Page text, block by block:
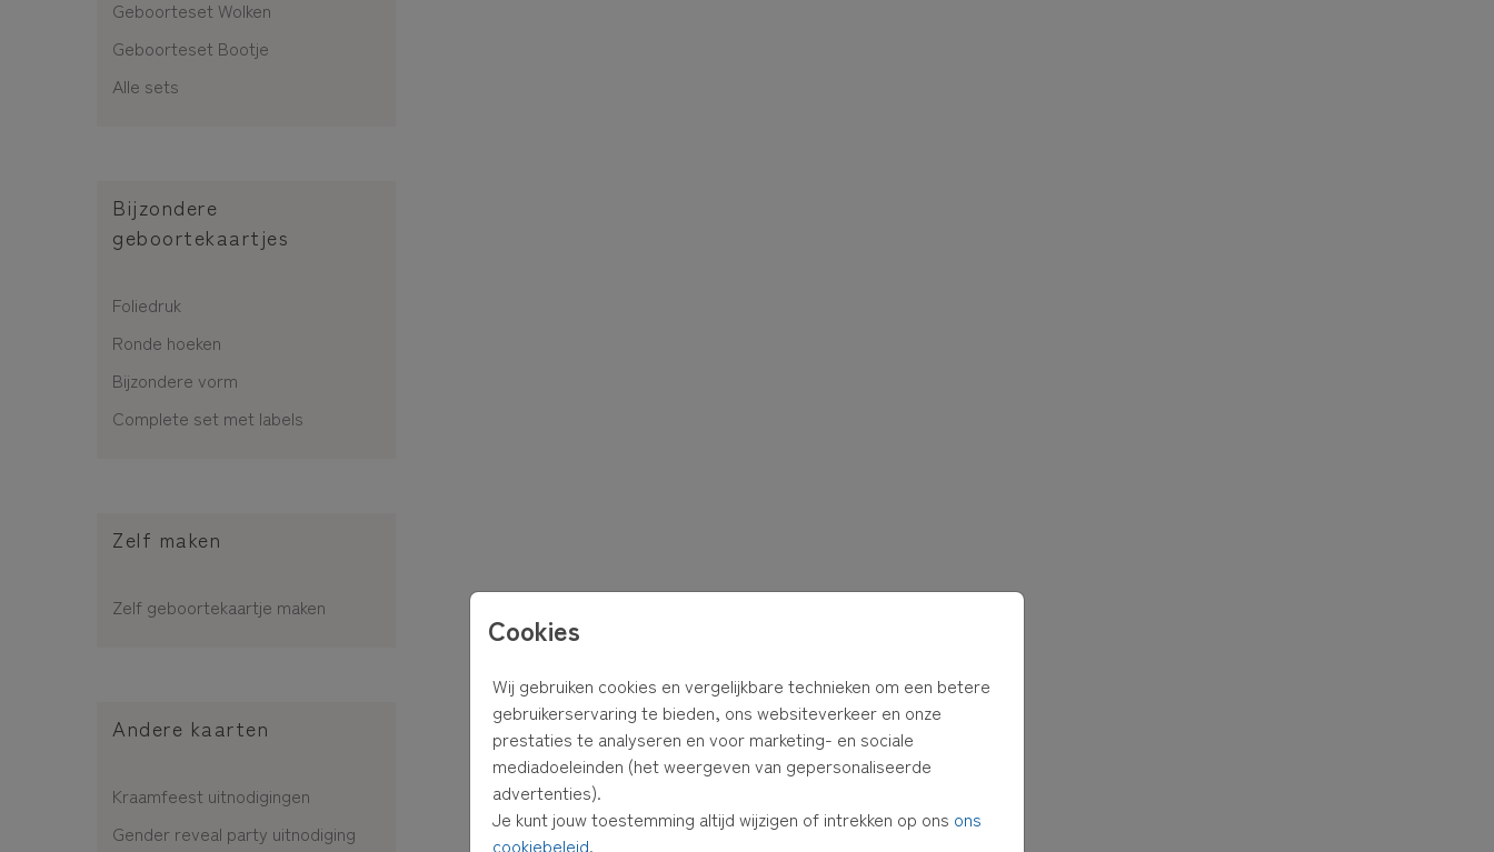
Cookies
Wij gebruiken cookies en vergelijkbare technieken om een betere
gebruikerservaring te bieden, ons websiteverkeer en onze
prestaties te analyseren en voor marketing- en sociale
mediadoeleinden (het weergeven van gepersonaliseerde
advertenties).
Je kunt jouw toestemming altijd wijzigen of intrekken op ons ons
cookiebeleid.
Geboorteset Wolken
Geboorteset Bootje
Alle sets
Bijzondere
geboortekaartjes
Foliedruk
Ronde hoeken
Bijzondere vorm
Complete set met labels
Zelf maken
Zelf geboortekaartje maken
Andere kaarten
Kraamfeest uitnodigingen
Gender reveal party uitnodiging